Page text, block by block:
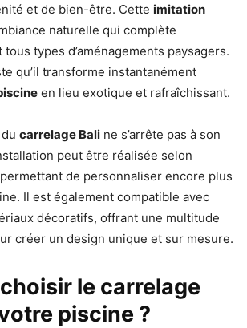
et de bien-être. Cette imitation
naturelle qui complète
types d’aménagements paysagers.
qu’il transforme instantanément
en lieu exotique et rafraîchissant.
du carrelage Bali ne s’arrête pas à son
peut être réalisée selon
de personnaliser encore plus
Il est également compatible avec
décoratifs, offrant une multitude
créer un design unique et sur mesure.
le carrelage
piscine ?